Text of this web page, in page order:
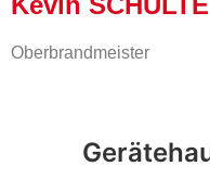
Oberbrandmeister